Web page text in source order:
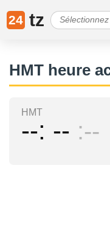
24 tz
HMT heure
HMT
-- -- --